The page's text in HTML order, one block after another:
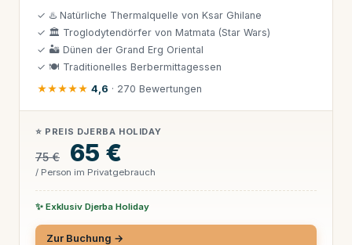
✓ ♨️ Natürliche Thermalquelle von Ksar Ghilane
✓ 🏛 Troglodytendörfer von Matmata (Star Wars)
✓ 🏜 Dünen der Grand Erg Oriental
✓ 🍽 Traditionelles Berbermittagessen
★★★★★ 4,6 · 270 Bewertungen
⭐ PREIS DJERBA HOLIDAY
75 € 65 €
/ Person im Privatgebrauch
✨ Exklusiv Djerba Holiday
Zur Buchung →